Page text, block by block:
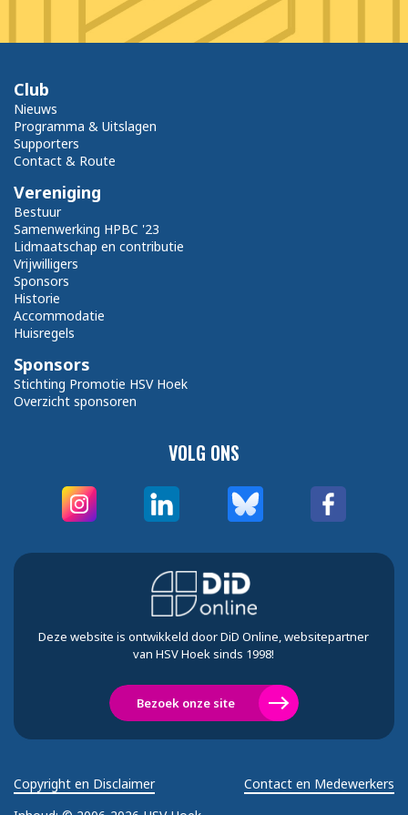
VOLG ONS
Club
Nieuws
Programma & Uitslagen
Supporters
Contact & Route
Vereniging
Bestuur
Samenwerking HPBC '23
Lidmaatschap en contributie
Vrijwilligers
Sponsors
Historie
Accommodatie
Huisregels
Sponsors
Stichting Promotie HSV Hoek
Overzicht sponsoren
Deze website is ontwikkeld door DiD Online, websitepartner
van HSV Hoek sinds 1998!
Bezoek onze site
Copyright en Disclaimer Contact en Medewerkers